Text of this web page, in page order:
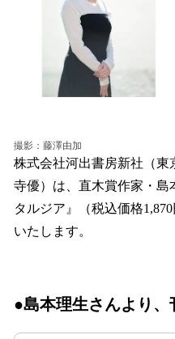
撮影：藤澤由加
株式会社河出書房新社（東
寺優）は、直木賞作家・島
タルジア』（税込価格
いたします。
●島本理生さんより、